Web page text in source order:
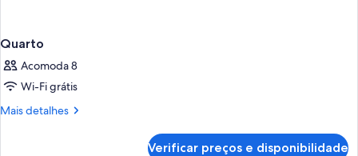
Quarto
Acomoda 8
Wi-Fi grátis
Mais detalhes
Mais
Verificar preços e disponibilidade